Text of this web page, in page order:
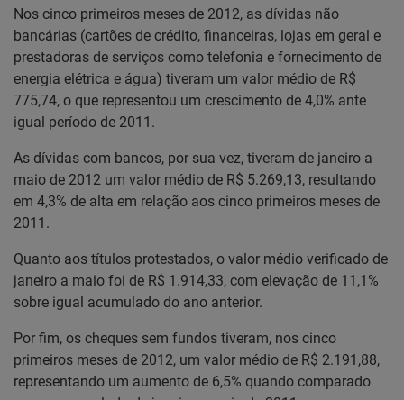
Nos cinco primeiros meses de 2012, as dívidas não
bancárias (cartões de crédito, financeiras, lojas em geral e
prestadoras de serviços como telefonia e fornecimento de
energia elétrica e água) tiveram um valor médio de R$
775,74, o que representou um crescimento de 4,0% ante
igual período de 2011.
As dívidas com bancos, por sua vez, tiveram de janeiro a
maio de 2012 um valor médio de R$ 5.269,13, resultando
em 4,3% de alta em relação aos cinco primeiros meses de
2011.
Quanto aos títulos protestados, o valor médio verificado de
janeiro a maio foi de R$ 1.914,33, com elevação de 11,1%
sobre igual acumulado do ano anterior.
Por fim, os cheques sem fundos tiveram, nos cinco
primeiros meses de 2012, um valor médio de R$ 2.191,88,
representando um aumento de 6,5% quando comparado